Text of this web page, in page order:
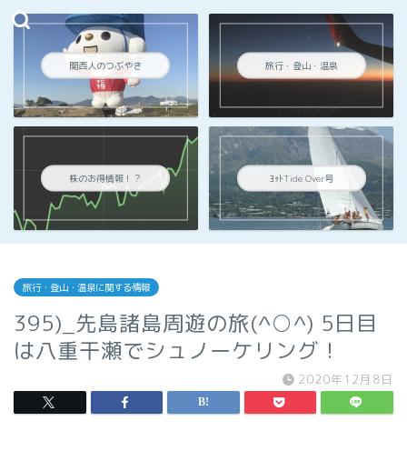
関西人のつぶやき 旅行・登山・温泉
株のお得情報！？ ﾖｯﾄTide Over号
旅行・登山・温泉に関する情報
395)_先島諸島周遊の旅(^○^) 5日目
は八重干瀬でシュノーケリング！
2020年12月8日